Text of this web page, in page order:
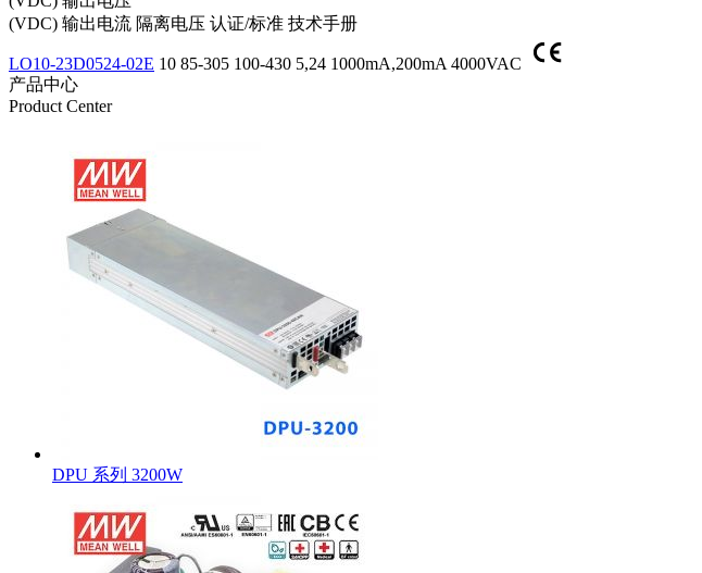
(VDC) 输出电流 隔离电压 认证/标准 技术手册
LO10-23D0524-02E 10 85-305 100-430 5,24 1000mA,200mA 4000VAC
产品中心
Product Center
DPU 系列 3200W